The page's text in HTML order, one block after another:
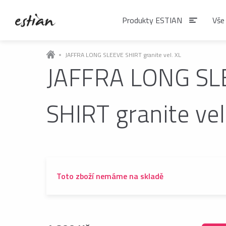
JAFFRA LONG SLEEVE SHIRT granite vel. XL
JAFFRA LONG
SHIRT granite
Toto zboží nemáme na skladě
Produkty ESTIAN
Produkty
VÝDEJNÍKY VODY
ČAJE